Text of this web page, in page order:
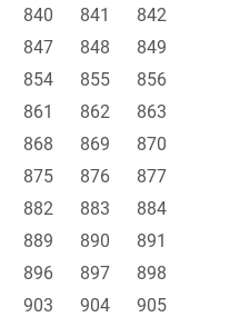
840 841
842
847 848
849
854 855
856
861 862
863
868 869
870
875 876
877
882 883
884
889 890
891
896 897
898
903 904
905